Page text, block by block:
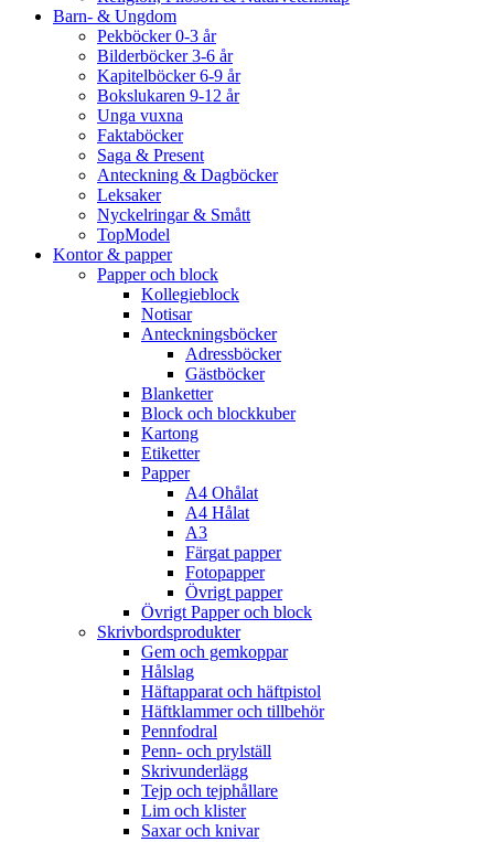
Barn- & Ungdom
Pekböcker 0-3 år
Bilderböcker 3-6 år
Kapitelböcker 6-9 år
Bokslukaren 9-12 år
Unga vuxna
Faktaböcker
Saga & Present
Anteckning & Dagböcker
Leksaker
Nyckelringar & Smått
TopModel
Kontor & papper
Papper och block
Kollegieblock
Notisar
Anteckningsböcker
Adressböcker
Gästböcker
Blanketter
Block och blockkuber
Kartong
Etiketter
Papper
A4 Ohålat
A4 Hålat
A3
Färgat papper
Fotopapper
Övrigt papper
Övrigt Papper och block
Skrivbordsprodukter
Gem och gemkoppar
Hålslag
Häftapparat och häftpistol
Häftklammer och tillbehör
Pennfodral
Penn- och prylställ
Skrivunderlägg
Tejp och tejphållare
Lim och klister
Saxar och knivar